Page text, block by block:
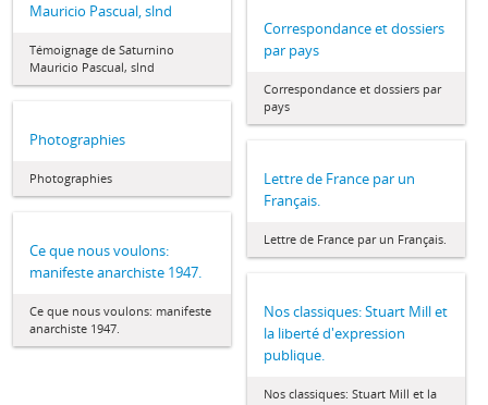
Mauricio Pascual, slnd
Témoignage de Saturnino
Mauricio Pascual, slnd
Correspondance et dossiers
par pays
Correspondance et dossiers par
pays
Photographies
Photographies
Lettre de France par un
Français.
Lettre de France par un Français.
Ce que nous voulons:
manifeste anarchiste 1947.
Ce que nous voulons: manifeste
anarchiste 1947.
Nos classiques: Stuart Mill et
la liberté d'expression
publique.
Nos classiques: Stuart Mill et la